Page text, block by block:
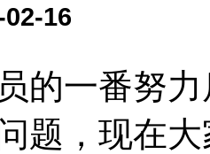
16
的一番努
题， 现在